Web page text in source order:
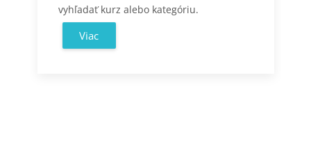
vyhľadať kurz alebo kategóriu.
Viac